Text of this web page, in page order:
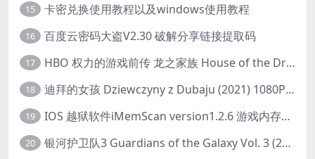
15 卡密兑换使用教程以及windows使用教程
16 百度云密码大盗V2.30 破解分享链接提取码
17 HBO 权力的游戏前传 龙之家族 House of the Dragon (2022) 中字 1080P 更新4集
18 迪拜的女孩 Dziewczyny z Dubaju (2021) 1080P 中字
19 IOS 越狱软件iMemScan version1.2.6 游戏内存修改器
20 银河护卫队3 Guardians of the Galaxy Vol. 3 (2023)4K高清资源1080p只分享精品